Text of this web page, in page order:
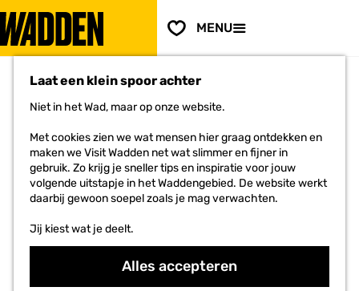
Laat een klein spoor achter
Niet in het Wad, maar op onze website.
Met cookies zien we wat mensen hier graag ontdekken en
maken we Visit Wadden net wat slimmer en fijner in
gebruik. Zo krijg je sneller tips en inspiratie voor jouw
volgende uitstapje in het Waddengebied. De website werkt
daarbij gewoon soepel zoals je mag verwachten.
Jij kiest wat je deelt.
Alles accepteren
G
v
r
e
MENU
BEKIJK ALLE AMBASSADEURS
KUST NOORD-HOLLAND